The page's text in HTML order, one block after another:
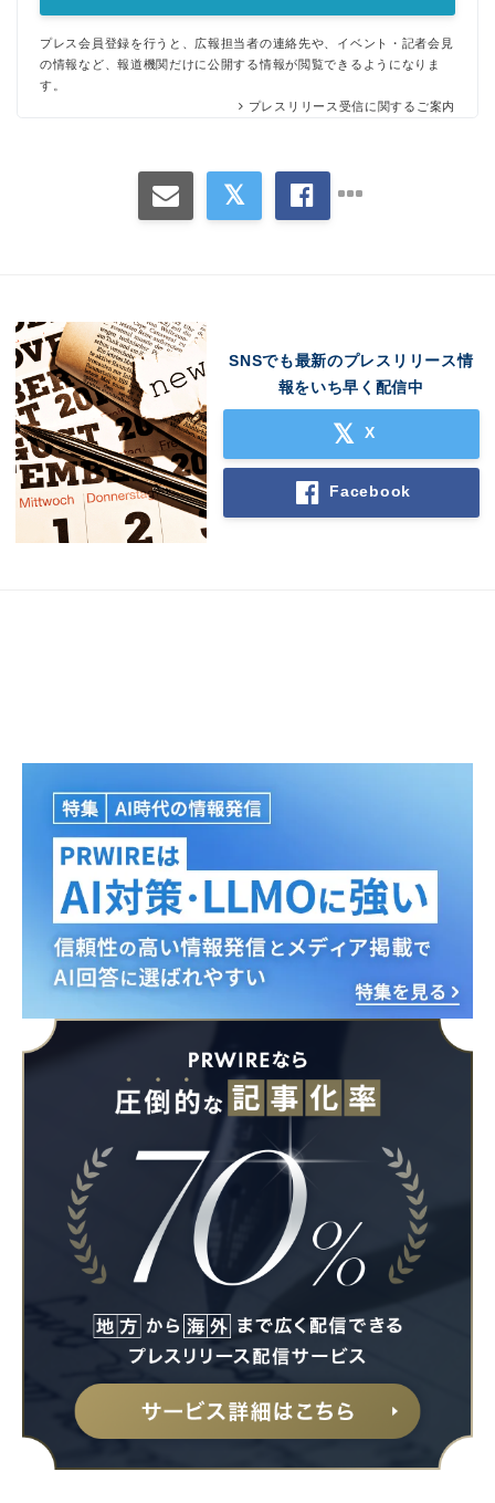
プレス会員登録を行うと、広報担当者の連絡先や、イベント・記者会見
の情報など、報道機関だけに公開する情報が閲覧できるようになりま
す。
プレスリリース受信に関するご案内
SNSでも最新のプレスリリース情
報をいち早く配信中
X
Facebook
Japanese
English